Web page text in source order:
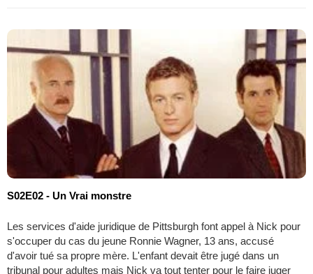
S02E02 - Un Vrai monstre
Les services d'aide juridique de Pittsburgh font appel à Nick pour
s'occuper du cas du jeune Ronnie Wagner, 13 ans, accusé
d'avoir tué sa propre mère. L'enfant devait être jugé dans un
tribunal pour adultes mais Nick va tout tenter pour le faire juger